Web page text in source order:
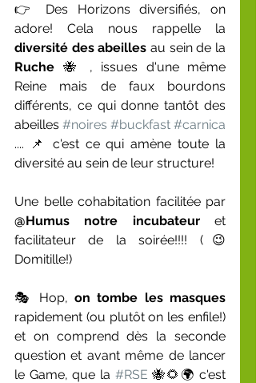
👉 Des Horizons diversifiés, on
diversité des abeilles
Ruche 🐝 , issues d'une même
Reine mais de faux bourdons
différents, ce qui donne tantôt des
abeilles #noires #buckfast #carnica
.... 📌 c'est ce qui amène toute la
diversité au sein de leur structure!
@Humus notre incubateur et
facilitateur de la soirée!!!! (😉
Domitille!)
🎭 Hop, on tombe les masques
rapidement (ou plutôt on les enfile!)
et on comprend dès la seconde
question et avant même de lancer
le Game, que la #RSE 🐝🌻🌍 c'est